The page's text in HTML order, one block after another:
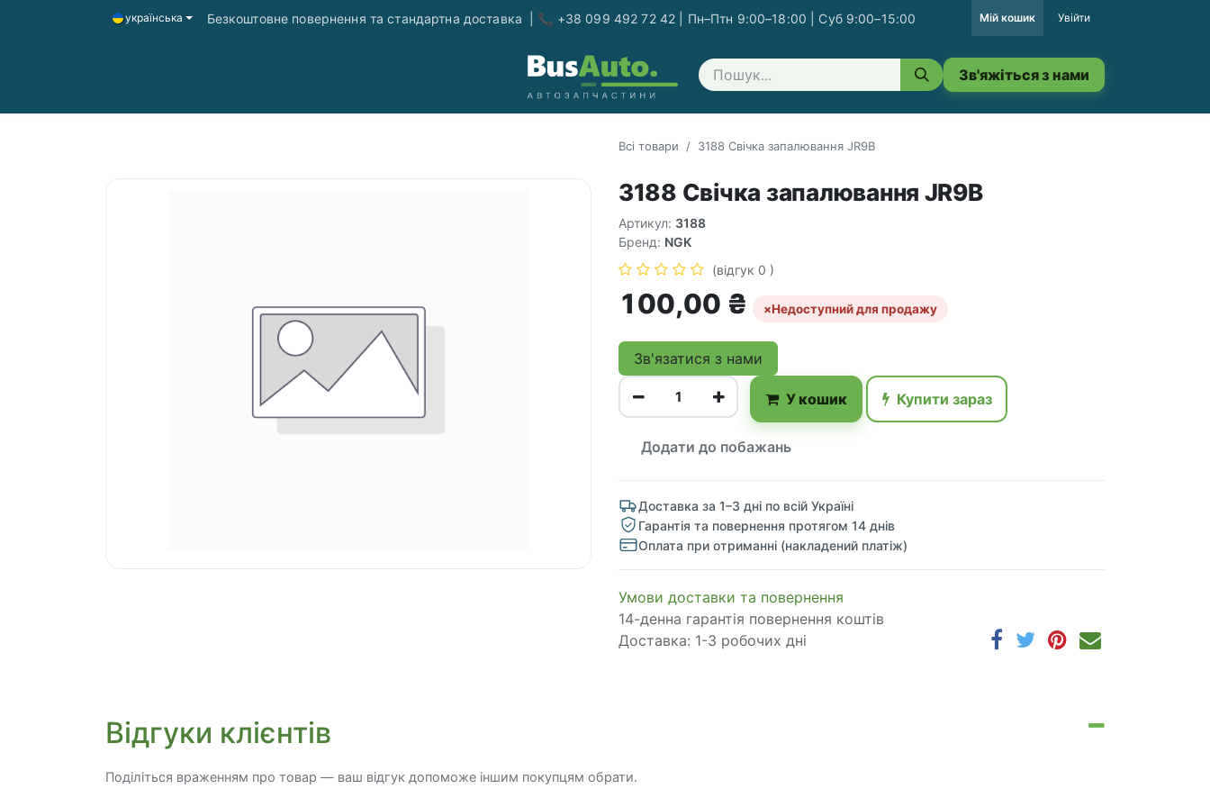
українська Безкоштовне повернення та стандартна доставка | 📞 +38 099 492 72 42 | Пн–Птн 9:00–18:00 | Суб 9:00–15:00 Мій кошик Увійти
Зв'яжіться з нами Зв'яжіться з нами
Всі товари 3188 Свічка запалювання JR9B
3188 Свічка запалювання JR9B
Артикул: 3188
Бренд: NGK
(відгук 0 )
100,00 ₴ ×Недоступний для продажу
Зв'язатися з нами
У кошик Купити зараз
Додати до побажань
Доставка за 1–3 дні по всій Україні
Гарантія та повернення протягом 14 днів
Оплата при отриманні (накладений платіж)
​​​​​​​​​​​​​​​​​​​​​​​​​​​​​​​​​​​​​​​​​​​​​​​​​​​​​​​​​​​​​​У​​м​о​в​​и​ д​ос​т​а​в​к​и ​т​а​ по​в​е​р​н​е​н​н​я
14-денна гарантія повернення коштів
Доставка: 1-3 робочих дні
Відгуки клієнтів
Поділіться враженням про товар — ваш відгук допоможе іншим покупцям обрати.